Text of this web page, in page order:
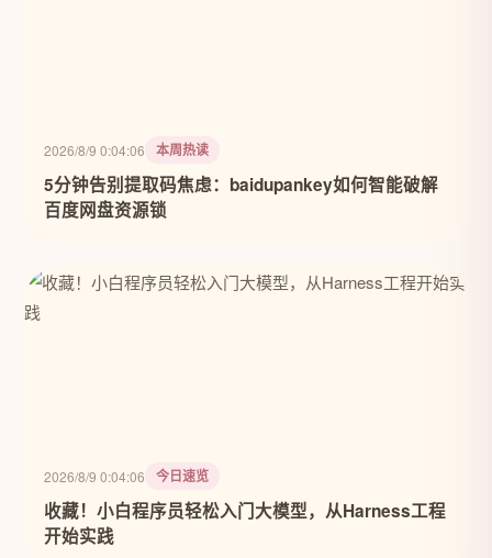
2026/8/9 0:04:06 本周热读
5分钟告别提取码焦虑：baidupankey如何智能破解
百度网盘资源锁
2026/8/9 0:04:06 今日速览
收藏！小白程序员轻松入门大模型，从Harness工程
开始实践